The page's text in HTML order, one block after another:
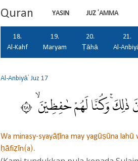
Quran YASIN
JUZ 'AMMA
18.
Al-Kahf
19.
Maryam
20.
Ṭāhā
21.
Al-
Al-Anbiyā'Juz 17
وَكُنَّا لَهُمْ حٰفِظِيْنَ ۙ ٨٢
Wa minasy-syayāṭīna may yagūṣūna
ḥāfiẓīn(a).